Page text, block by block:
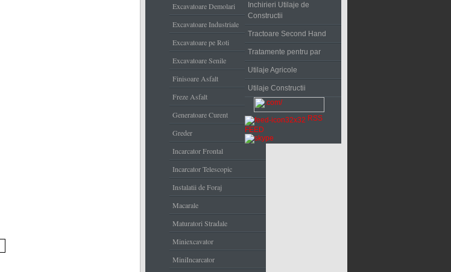
Excavatoare Demolari
Excavatoare Industriale
Excavatoare pe Roti
Excavatoare Senile
Finisoare Asfalt
Freze Asfalt
Generatoare Curent
Greder
Incarcator Frontal
Incarcator Telescopic
Instalatii de Foraj
Macarale
Maturatori Stradale
Miniexcavator
MiniIncarcator
Inchirieri Utilaje de
Constructii
Tractoare Second Hand
Tratamente pentru par
Utilaje Agricole
Utilaje Constructii
RSS
FEED